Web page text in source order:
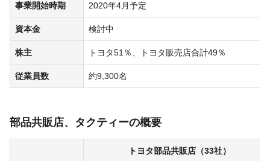
事業開始時期 2020年4月予定
資本金 検討中
株主 トヨタ51％、トヨタ販売店合計49％
従業員数 約9,300名
部品共販店、タクティーの概要
トヨタ部品共販店（33社）